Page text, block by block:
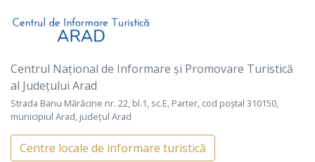
Centrul Național de Informare și Promovare Turistică
al Județului Arad
Strada Banu Mărăcine nr. 22, bl.1, sc.E, Parter, cod poștal 310150,
municipiul Arad, județul Arad
Centre locale de informare turistică